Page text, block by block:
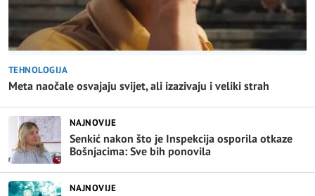
TEHNOLOGIJA
Meta naočale osvajaju svijet, ali izazivaju i veliki strah
NAJNOVIJE
Senkić nakon što je Inspekcija osporila otkaze
Bošnjacima: Sve bih ponovila
NAJNOVIJE